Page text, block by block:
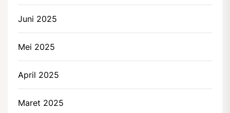
Juni 2025
Mei 2025
April 2025
Maret 2025